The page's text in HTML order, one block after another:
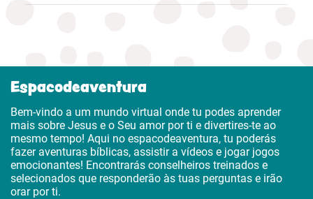
Espacodeaventura
Bem-vindo a um mundo virtual onde tu podes aprender
mais sobre Jesus e o Seu amor por ti e divertires-te ao
mesmo tempo! Aqui no espacodeaventura, tu poderás
fazer aventuras bíblicas, assistir a vídeos e jogar jogos
emocionantes! Encontrarás conselheiros treinados e
selecionados que responderão às tuas perguntas e irão
orar por ti.